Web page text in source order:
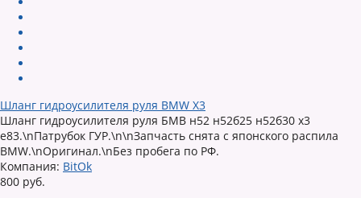
Шланг гидроусилителя руля BMW X3
Шланг гидроусилителя руля БМВ н52 н52б25 н52б30 х3
е83.\nПатрубок ГУР.\n\nЗапчасть снята с японского распила
BMW.\nОригинал.\nБез пробега по РФ.
Компания: BitOk
800 руб.